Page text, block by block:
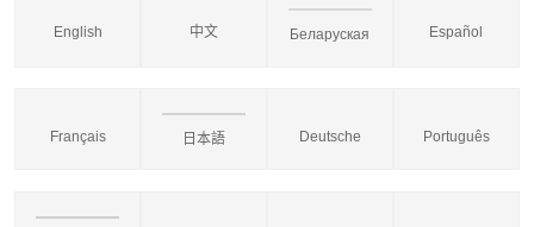
English 中文 Беларуская Español
Français 日本語 Deutsche Português